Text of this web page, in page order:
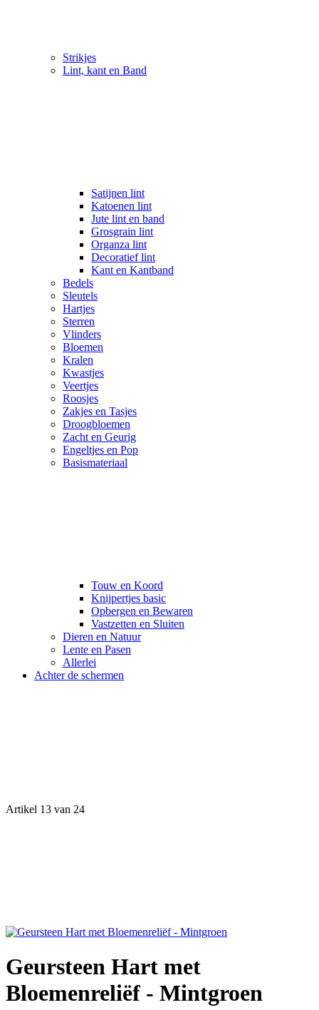
Strikjes
Lint, kant en Band
Satijnen lint
Katoenen lint
Jute lint en band
Grosgrain lint
Organza lint
Decoratief lint
Kant en Kantband
Bedels
Sleutels
Hartjes
Sterren
Vlinders
Bloemen
Kralen
Kwastjes
Veertjes
Roosjes
Zakjes en Tasjes
Droogbloemen
Zacht en Geurig
Engeltjes en Pop
Basismateriaal
Touw en Koord
Knijpertjes basic
Opbergen en Bewaren
Vastzetten en Sluiten
Dieren en Natuur
Lente en Pasen
Allerlei
Achter de schermen
Artikel 13 van 24
Geursteen Hart met
Bloemenreliëf - Mintgroen